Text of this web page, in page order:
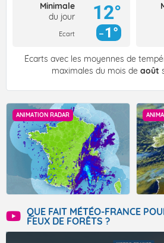
Minimale
du jour
Ecart
12°
1°
Écarts avec les moyennes de
maximales du mois de août
ANIMATION RADAR
QUE FAIT MÉTÉO-FRANCE
FEUX DE FORÊTS ?